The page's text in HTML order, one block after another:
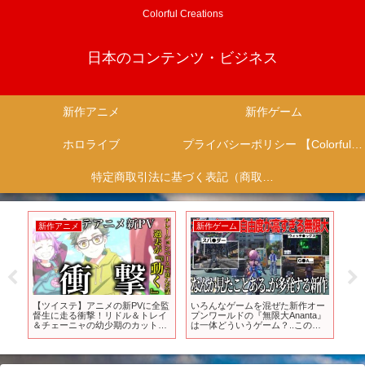
Colorful Creations
日本のコンテンツ・ビジネス
新作アニメ 新作ゲーム
ホロライブ プライバシーポリシー 【Colorful Creation】
特定商取引法に基づく表記（商取引に関する開示）
新作アニメ
【ツイステ】アニメの新PVに全監
督生に走る衝撃！リドル＆トレイ
＆チェーニャの幼少期のカット＆
Wonderland】
新作ゲーム
いろんなゲームを混ぜた新作オー
プンワールドの『無限大Ananta』
は一体どういうゲーム？..この時
オマージュなのかもうわからない